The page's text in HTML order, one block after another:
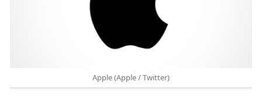
Apple (Apple / Twitter)